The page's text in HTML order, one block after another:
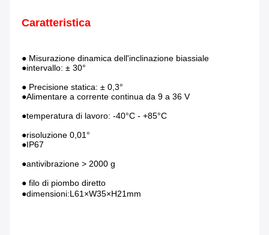
Caratteristica
● Misurazione dinamica dell'inclinazione biassiale
●intervallo: ± 30°
● Precisione statica: ± 0,3°
●Alimentare a corrente continua da 9 a 36 V
●temperatura di lavoro: -40°C - +85°C
●risoluzione 0,01°
●IP67
●antivibrazione > 2000 g
● filo di piombo diretto
●dimensioni:L61×W35×H21mm